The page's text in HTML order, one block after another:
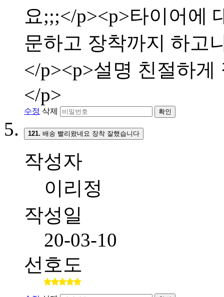
요;;;</p><p>타이어에
문하고 장착까지 하고
</p><p>설명 친절하
</p>
수정 삭제 확인
121. 배송 빨리왔네요 장착 잘했습니다
작성자
이리정
작성일
20-03-10
선호도